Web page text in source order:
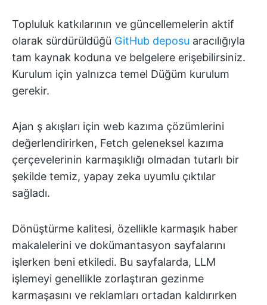
Topluluk katkılarının ve güncellemelerin aktif
olarak sürdürüldüğü GitHub deposu aracılığıyla
tam kaynak koduna ve belgelere erişebilirsiniz.
Kurulum için yalnızca temel Düğüm kurulum
gerekir.
Ajan ş akışları için web kazıma çözümlerini
değerlendirirken, Fetch geleneksel kazıma
çerçevelerinin karmaşıklığı olmadan tutarlı bir
şekilde temiz, yapay zeka uyumlu çıktılar
sağladı.
Dönüştürme kalitesi, özellikle karmaşık haber
makalelerini ve dokümantasyon sayfalarını
işlerken beni etkiledi. Bu sayfalarda, LLM
işlemeyi genellikle zorlaştıran gezinme
karmaşasını ve reklamları ortadan kaldırırken